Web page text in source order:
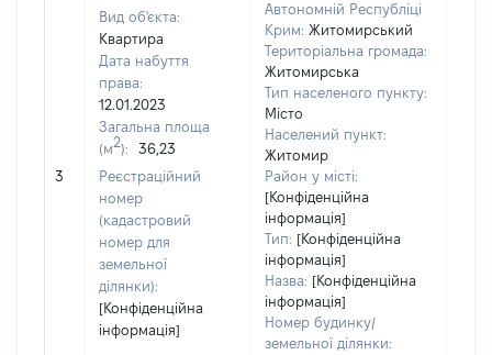
3
Вид об'єкта:
Квартира
Дата набуття
права:
12.01.2023
Загальна площа
(м2):
36,23
Реєстраційний
номер
(кадастровий
номер для
земельної
ділянки):
[Конфіденційна
інформація]
Автономній Республіці
Крим: Житомирський
Територіальна громада:
Житомирська
Тип населеного пункту:
Місто
Населений пункт:
Житомир
Район у місті:
[Конфіденційна
інформація]
Тип: [Конфіденційна
інформація]
Назва: [Конфіденційна
інформація]
Номер будинку/
земельної ділянки: